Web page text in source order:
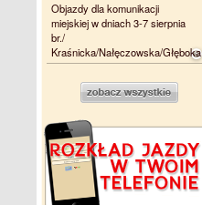
Objazdy dla komunikacji
miejskiej w dniach 3-7 sierpnia
br./
Kraśnicka/Nałęczowska/Głęboka